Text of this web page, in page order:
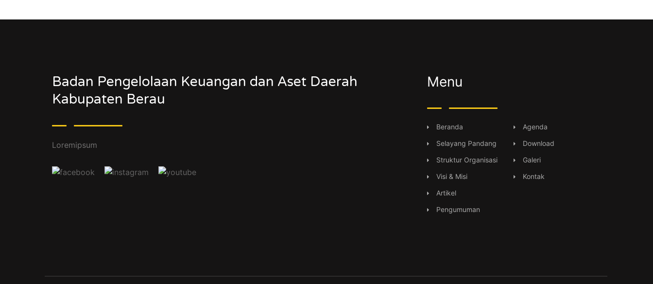
Badan Pengelolaan Keuangan dan Aset Daerah
Kabupaten Berau
Loremipsum
Menu
Beranda
Selayang Pandang
Struktur Organisasi
Visi & Misi
Artikel
Pengumuman
Agenda
Download
Galeri
Kontak